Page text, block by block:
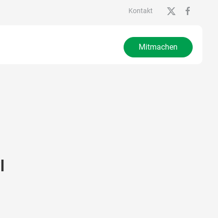
Kontakt
Mitmachen